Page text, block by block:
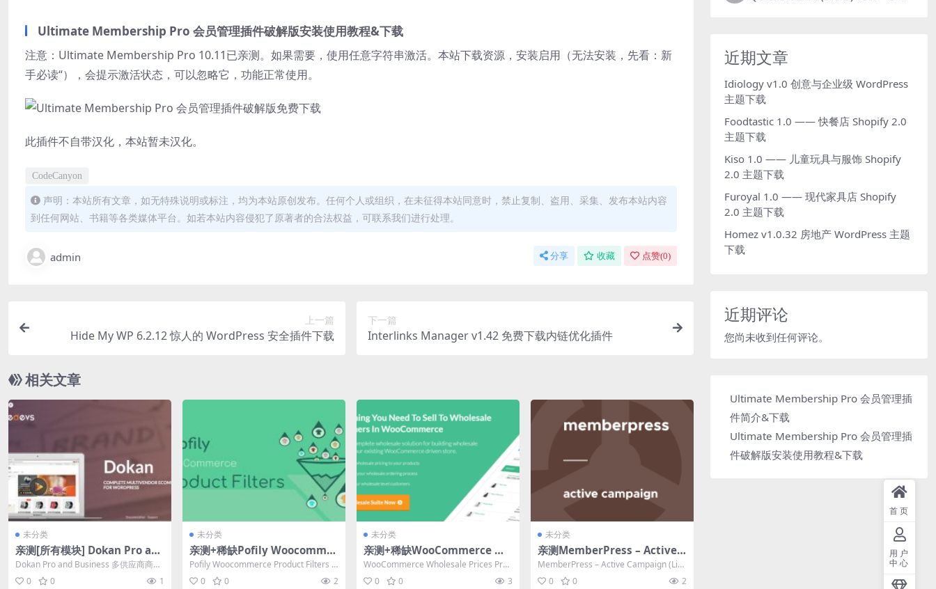
Ultimate Membership Pro 会员管理插件破解版安装使用教程&下载
注意：Ultimate Membership Pro 10.11已亲测。如果需要，使用任意字符串激活。本站下载资源，安装启用（无法安装，先看：新
手必读“），会提示激活状态，可以忽略它，功能正常使用。
此插件不自带汉化，本站暂未汉化。
CodeCanyon
声明：本站所有文章，如无特殊说明或标注，均为本站原创发布。任何个人或组织，在未征得本站同意时，禁止复制、盗用、采集、发布本站内容
到任何网站、书籍等各类媒体平台。如若本站内容侵犯了原著者的合法权益，可联系我们进行处理。
admin 分享 收藏 点赞(0)
上一篇
Hide My WP 6.2.12 惊人的 WordPress 安全插件下载
下一篇
Interlinks Manager v1.42 免费下载内链优化插件
相关文章
未分类
亲测[所有模块] Dokan Pro an
d Business v4.3.2 多供应商商
城wordpress插件下载
Dokan Pro and Business 多供应商商城
插件破解版简介&...
0 0 1
未分类
亲测+稀缺Pofily Woocommer
ce Product Filters v.1.2.9 – S
EO产品过滤器插件下载
Pofily Woocommerce Product Filters S
EO产品...
0 0 2
未分类
亲测+稀缺WooCommerce Wh
olesale Prices Premium v2.
0.7 批发价插件破解版下载
WooCommerce Wholesale Prices Pre
mium 批发价...
0 0 3
未分类
亲测MemberPress – Active C
ampaign (Lists Version) 1.1.
1 拓展插件下载
MemberPress – Active Campaign (List
s Ver...
0 0 2
近期文章
Idiology v1.0 创意与企业级 WordPress
主题下载
Foodtastic 1.0 —— 快餐店 Shopify 2.0
主题下载
Kiso 1.0 —— 儿童玩具与服饰 Shopify
2.0 主题下载
Furoyal 1.0 —— 现代家具店 Shopify
2.0 主题下载
Homez v1.0.32 房地产 WordPress 主题
下载
近期评论
您尚未收到任何评论。
Ultimate Membership Pro 会员管理插
件简介&下载
Ultimate Membership Pro 会员管理插
件破解版安装使用教程&下载
首页
用户
中心